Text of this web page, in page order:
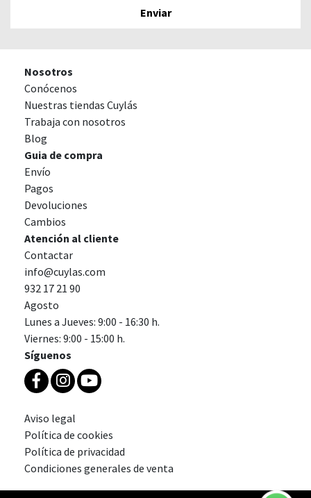
Nosotros
Conócenos
Nuestras tiendas Cuylás
Trabaja con nosotros
Blog
Guia de compra
Envío
Pagos
Devoluciones
Cambios
Atención al cliente
Contactar
info@cuylas.com
932 17 21 90
Agosto
Lunes a Jueves: 9:00 - 16:30 h.
Viernes: 9:00 - 15:00 h.
Síguenos
Aviso legal
Política de cookies
Política de privacidad
Condiciones generales de venta